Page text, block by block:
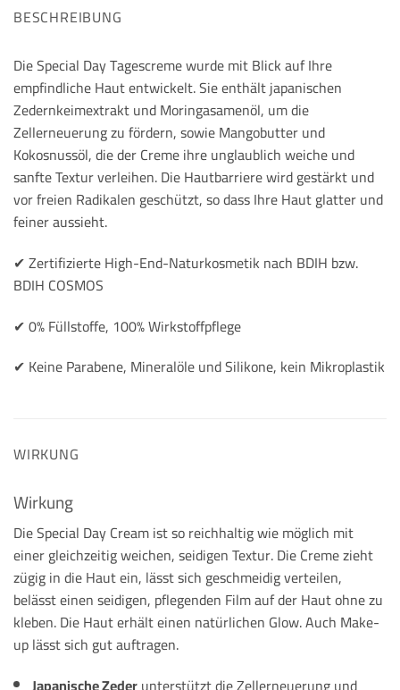
BESCHREIBUNG
Die Special Day Tagescreme wurde mit Blick auf Ihre
empfindliche Haut entwickelt. Sie enthält japanischen
Zedernkeimextrakt und Moringasamenöl, um die
Zellerneuerung zu fördern, sowie Mangobutter und
Kokosnussöl, die der Creme ihre unglaublich weiche und
sanfte Textur verleihen. Die Hautbarriere wird gestärkt und
vor freien Radikalen geschützt, so dass Ihre Haut glatter und
feiner aussieht.
✔︎ Zertifizierte High-End-Naturkosmetik nach BDIH bzw.
BDIH COSMOS
✔︎ 0% Füllstoffe, 100% Wirkstoffpflege
✔︎ Keine Parabene, Mineralöle und Silikone, kein Mikroplastik
WIRKUNG
Wirkung
Die Special Day Cream ist so reichhaltig wie möglich mit
einer gleichzeitig weichen, seidigen Textur. Die Creme zieht
zügig in die Haut ein, lässt sich geschmeidig verteilen,
belässt einen seidigen, pflegenden Film auf der Haut ohne zu
kleben. Die Haut erhält einen natürlichen Glow. Auch Make-
up lässt sich gut auftragen.